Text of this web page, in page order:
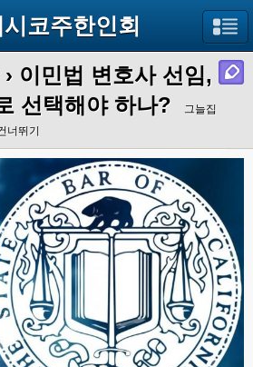
코주한인회
› 이민법 변호사 선임,
선택해야 하나?
그늘집
너뛰기